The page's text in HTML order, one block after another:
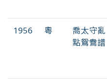
1956 粵
喬太守亂
點鴛鴦譜